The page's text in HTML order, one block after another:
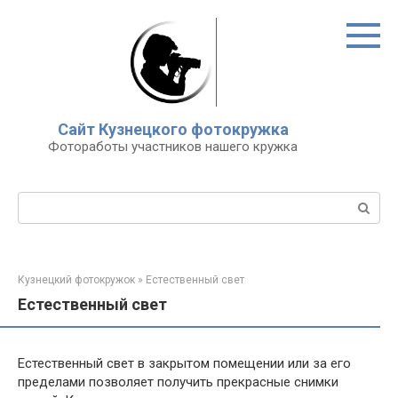
Сайт Кузнецкого фотокружка
Фотоработы участников нашего кружка
Поиск:
Кузнецкий фотокружок » Естественный свет
Естественный свет
Естественный свет в закрытом помещении или за его
пределами позволяет получить прекрасные снимки